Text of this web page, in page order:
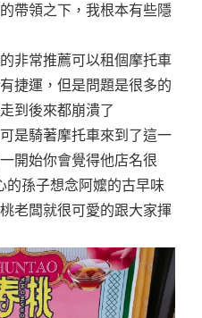
帶領之下，我根本有些隱
非常推薦可以租個摩托車
捷運，但是問題是很多的
到後來都崩潰了
是騎著摩托車來到了這一
開始你會覺得他店名很
孫子想念阿嬤的古早味
老闆就很可愛的跟大家揮